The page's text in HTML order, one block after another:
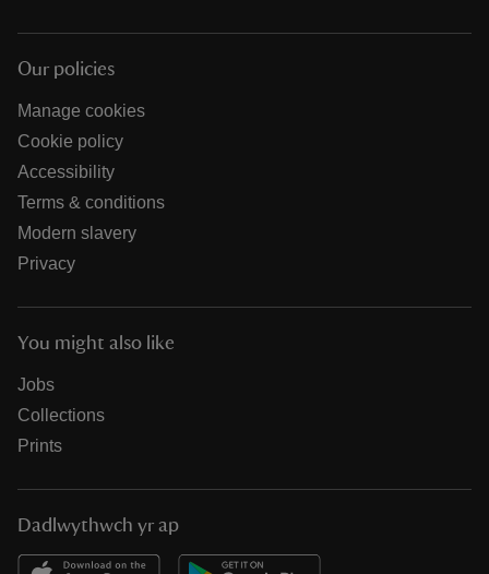
Our policies
Manage cookies
Cookie policy
Accessibility
Terms & conditions
Modern slavery
Privacy
You might also like
Jobs
Collections
Prints
Dadlwythwch yr ap